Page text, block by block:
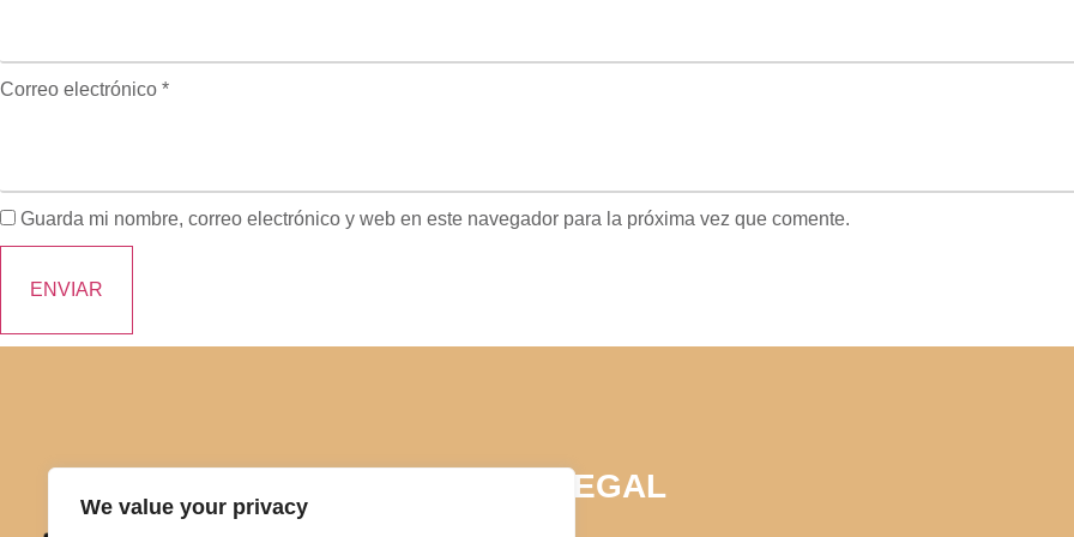
We value your privacy
Correo electrónico *
Guarda mi nombre, correo electrónico y web en este navegador para la próxima vez que comente.
LEGAL